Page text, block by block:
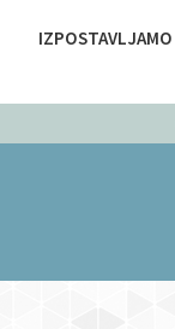
IZPOSTAVLJAMO